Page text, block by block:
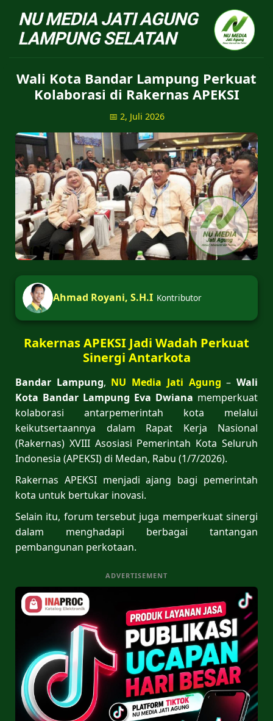
NU Jatiagung - Situs
Wali Kota Bandar Lampung Perkuat
Kolaborasi di Rakernas APEKSI
📅 2, Juli 2026
Ahmad Royani, S.H.I Kontributor
Rakernas APEKSI Jadi Wadah Perkuat
Sinergi Antarkota
Bandar Lampung, NU Media Jati Agung –Wali
Kota Bandar Lampung Eva Dwiana memperkuat
kolaborasi antarpemerintah kota melalui
keikutsertaannya dalam Rapat Kerja Nasional
(Rakernas) XVIII Asosiasi Pemerintah Kota Seluruh
Indonesia (APEKSI) di Medan, Rabu (1/7/2026).
Rakernas APEKSI menjadi ajang bagi pemerintah
kota untuk bertukar inovasi.
Selain itu, forum tersebut juga memperkuat sinergi
dalam menghadapi berbagai tantangan
pembangunan perkotaan.
ADVERTISEMENT